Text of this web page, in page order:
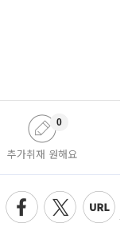
추가취재 원해요
0